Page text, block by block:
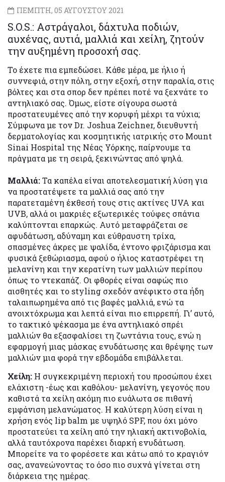
ΠΕΜΠΤΗ, 05 ΑΥΓΟΥΣΤΟΥ 2021
S.O.S.: Αστράγαλοι, δάχτυλα ποδιών,
αυχένας, αυτιά, μαλλιά και χείλη, ζητούν
την αυξημένη προσοχή σας.
Το έχετε πια εμπεδώσει. Κάθε μέρα, με ήλιο ή
συννεφιά, στην πόλη, στην εξοχή, στην παραλία, στις
βόλτες και στα σπορ δεν πρέπει ποτέ να ξεχνάτε το
αντηλιακό σας. Όμως, είστε σίγουρα σωστά
προστατευμένες από την κορυφή μέχρι τα νύχια;
Σύμφωνα με τον Dr. Joshua Zeichner, διευθυντή
δερματολογίας και κοσμητικής ιατρικής στο Mount
Sinai Hospital της Νέας Υόρκης, παίρνουμε τα
πράγματα με τη σειρά, ξεκινώντας από ψηλά.
Μαλλιά:Τα καπέλα είναι αποτελεσματική λύση για
να προστατέψετε τα μαλλιά σας από την
παρατεταμένη έκθεσή τους στις ακτίνες UVA και
UVB, αλλά οι μακριές εξωτερικές τούφες σπάνια
καλύπτονται επαρκώς. Αυτό μεταφράζεται σε
αφυδάτωση, αδύναμη και εύθραυστη τρίχα,
σπασμένες άκρες με ψαλίδα, έντονο φριζάρισμα και
φυσικά ξεθώριασμα, αφού ο ήλιος καταστρέφει τη
μελανίνη και την κερατίνη των μαλλιών περίπου
όπως το ντεκαπάζ. Οι φθορές είναι σαφώς πιο
αισθητές και το styling σχεδόν ανέφικτο στα ήδη
ταλαιπωρημένα από τις βαφές μαλλιά, ενώ τα
ανοιχτόχρωμα και λεπτά είναι πιο επιρρεπή. Γι’ αυτό,
το τακτικό ψέκασμα με ένα αντηλιακό σπρέι
μαλλιών θα εξασφαλίσει τη ζωντάνια τους, ενώ η
εφαρμογή μιας μάσκας ενυδάτωσης και θρέψης των
μαλλιών μια φορά την εβδομάδα επιβάλλεται.
Χείλη: Η συγκεκριμένη περιοχή του προσώπου έχει
ελάχιστη -έως και καθόλου- μελανίνη, γεγονός που
καθιστά τα χείλη ακόμη πιο ευάλωτα σε πιθανή
εμφάνιση μελανώματος. Η καλύτερη λύση είναι η
χρήση ενός lip balm με υψηλό SPF, που όχι μόνο
προστατεύει τα χείλη από την ηλιακή ακτινοβολία,
αλλά ταυτόχρονα παρέχει διαρκή ενυδάτωση.
Μπορείτε να το φορέσετε και κάτω από το κραγιόν
σας, ανανεώνοντας το όσο πιο συχνά γίνεται στη
διάρκεια της ημέρας.